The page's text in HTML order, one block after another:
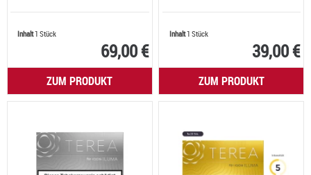
Inhalt1 Stück
69,00 €
ZUM PRODUKT
Inhalt1 Stück
39,00 €
ZUM PRODUKT